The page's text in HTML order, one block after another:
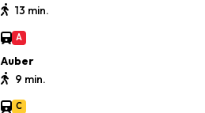
13 min.
A
Auber
9 min.
C